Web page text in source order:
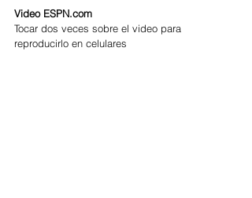
Video ESPN.com
Tocar dos veces sobre el video para
reproducirlo en celulares